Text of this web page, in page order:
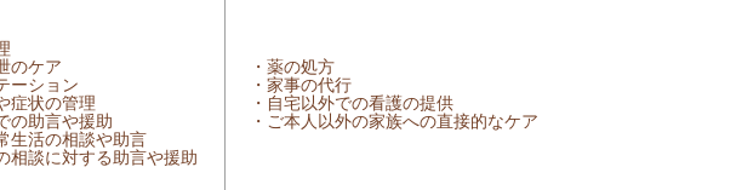
のケア
ーション
症状の管理
の助言や援助
生活の相談や助言
相談に対する助言や援助
・薬の処方
・家事の代行
・自宅以外での看護の提供
・ご本人以外の家族への直接的なケア